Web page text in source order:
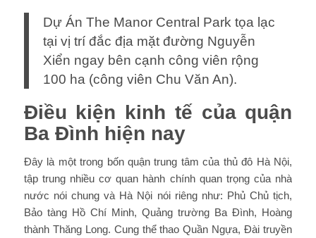
Dự Án The Manor Central Park tọa lạc
tại vị trí đắc địa mặt đường Nguyễn
Xiển ngay bên cạnh công viên rộng
100 ha (công viên Chu Văn An).
Điều kiện kinh tế của quận
Ba Đình hiện nay
Đây là một trong bốn quận trung tâm của thủ đô Hà Nội,
tập trung nhiều cơ quan hành chính quan trọng của nhà
nước nói chung và Hà Nội nói riêng như: Phủ Chủ tịch,
Bảo tàng Hồ Chí Minh, Quảng trường Ba Đình, Hoàng
thành Thăng Long. Cung thể thao Quần Ngựa, Đài truyền